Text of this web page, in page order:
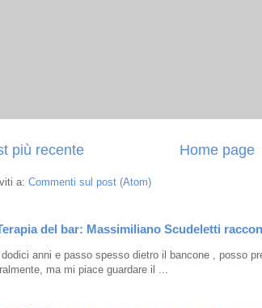
più recente Home page
a: Commenti sul post (Atom)
del bar: Massimiliano Scudeletti
anni e passo spesso dietro il bancone , posso
ma mi piace guardare il ...